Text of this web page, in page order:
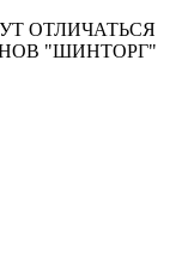
ОТЛИЧАТЬСЯ
"ШИНТОРГ"